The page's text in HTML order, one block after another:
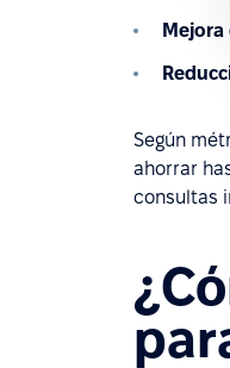
Según
ahorrar
consultas